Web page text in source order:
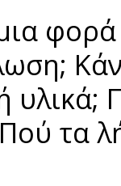
υλικά;
Πού τα